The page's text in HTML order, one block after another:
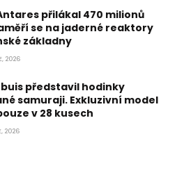
přilákal 470 milionů
se na jaderné reaktory
základny
2026
představil hodinky
samuraji. Exkluzivní model
v 28 kusech
2026